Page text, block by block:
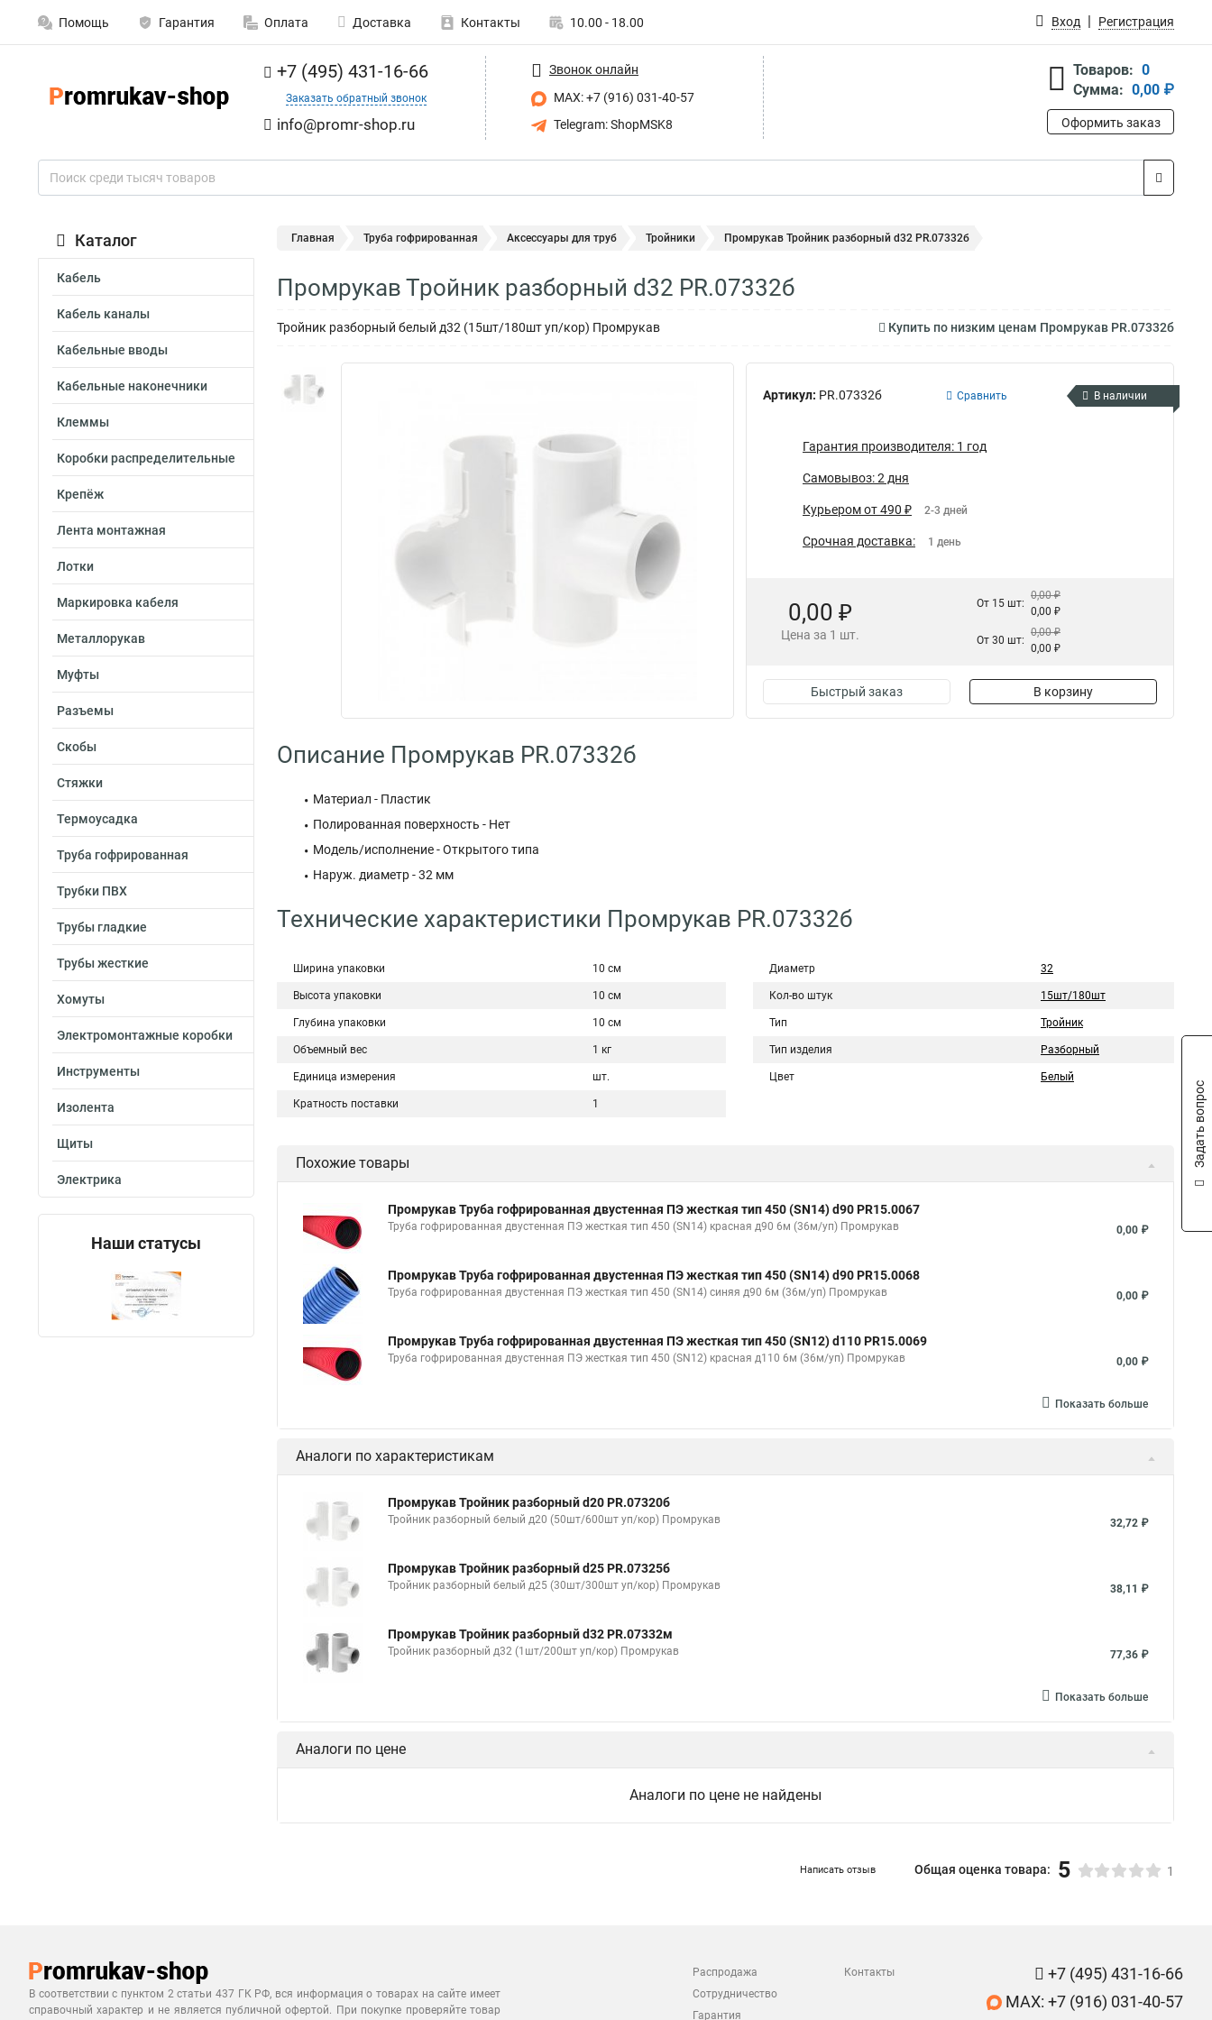
Помощь Гарантия Оплата Доставка Контакты 10.00 - 18.00 Вход Регистрация
+7 (495) 431-16-66
Заказать обратный звонок
info@promr-shop.ru
Звонок онлайн
MAX: +7 (916) 031-40-57
Telegram: ShopMSK8
Товаров: 0
Сумма: 0,00 ₽
Оформить заказ
Каталог
Кабель
Кабель каналы
Кабельные вводы
Кабельные наконечники
Клеммы
Коробки распределительные
Крепёж
Лента монтажная
Лотки
Маркировка кабеля
Металлорукав
Муфты
Разъемы
Скобы
Стяжки
Термоусадка
Труба гофрированная
Трубки ПВХ
Трубы гладкие
Трубы жесткие
Хомуты
Электромонтажные коробки
Инструменты
Изолента
Щиты
Электрика
Наши статусы
Главная Труба гофрированная Аксессуары для труб Тройники Промрукав Тройник разборный d32 PR.07332б
Промрукав Тройник разборный d32 PR.07332б
Тройник разборный белый д32 (15шт/180шт уп/кор) Промрукав Купить по низким ценам Промрукав PR.07332б
Артикул: PR.07332б Сравнить В наличии
Гарантия производителя: 1 год
Самовывоз: 2 дня
Курьером от 490 ₽ 2-3 дней
Срочная доставка: 1 день
0,00 ₽
Цена за 1 шт.
От 15 шт:
0,00 ₽
0,00 ₽
От 30 шт:
0,00 ₽
0,00 ₽
Быстрый заказ В корзину
Описание Промрукав PR.07332б
Материал - Пластик
Полированная поверхность - Нет
Модель/исполнение - Открытого типа
Наруж. диаметр - 32 мм
Технические характеристики Промрукав PR.07332б
Ширина упаковки 10 см
Высота упаковки 10 см
Глубина упаковки 10 см
Объемный вес 1 кг
Единица измерения шт.
Кратность поставки 1
Диаметр 32
Кол-во штук 15шт/180шт
Тип Тройник
Тип изделия Разборный
Цвет Белый
Похожие товары
Промрукав Труба гофрированная двустенная ПЭ жесткая тип 450 (SN14) d90 PR15.0067
Труба гофрированная двустенная ПЭ жесткая тип 450 (SN14) красная д90 6м (36м/уп) Промрукав 0,00 ₽
Промрукав Труба гофрированная двустенная ПЭ жесткая тип 450 (SN14) d90 PR15.0068
Труба гофрированная двустенная ПЭ жесткая тип 450 (SN14) синяя д90 6м (36м/уп) Промрукав 0,00 ₽
Промрукав Труба гофрированная двустенная ПЭ жесткая тип 450 (SN12) d110 PR15.0069
Труба гофрированная двустенная ПЭ жесткая тип 450 (SN12) красная д110 6м (36м/уп) Промрукав 0,00 ₽
Показать больше
Аналоги по характеристикам
Промрукав Тройник разборный d20 PR.07320б
Тройник разборный белый д20 (50шт/600шт уп/кор) Промрукав 32,72 ₽
Промрукав Тройник разборный d25 PR.07325б
Тройник разборный белый д25 (30шт/300шт уп/кор) Промрукав 38,11 ₽
Промрукав Тройник разборный d32 PR.07332м
Тройник разборный д32 (1шт/200шт уп/кор) Промрукав 77,36 ₽
Показать больше
Аналоги по цене
Аналоги по цене не найдены
Написать отзыв Общая оценка товара: 5 1
В соответствии с пунктом 2 статьи 437 ГК РФ, вся информация о товарах на сайте имеет
справочный характер и не является публичной офертой. При покупке проверяйте товар
Распродажа
Сотрудничество
Гарантия
Контакты
+7 (495) 431-16-66
MAX: +7 (916) 031-40-57
Задать вопрос